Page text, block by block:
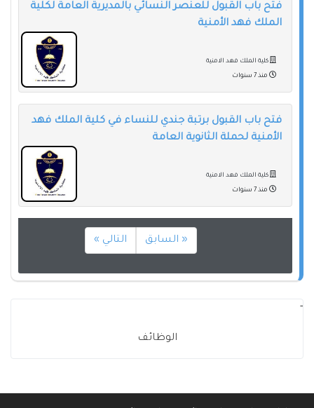
فتح باب القبول للعنصر النسائي بالمديرية العامة لكلية
الملك فهد الأمنية
كلية الملك فهد الامنية
منذ 7 سنوات
فتح باب القبول برتبة جندي للنساء في كلية الملك فهد
الأمنية لحملة الثانوية العامة
كلية الملك فهد الامنية
منذ 7 سنوات
« السابق التالي »
-
الوظائف